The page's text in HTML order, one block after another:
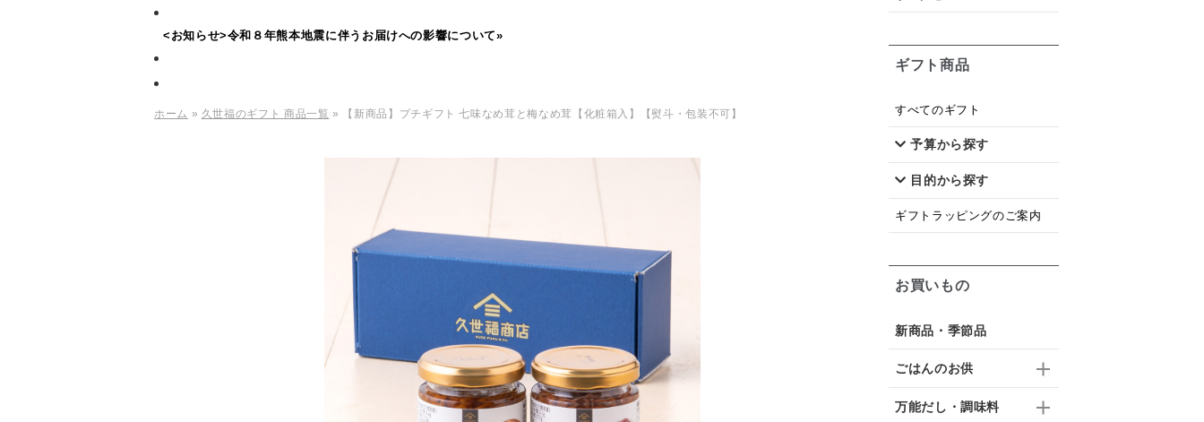
<お知らせ>令和８年熊本地震に伴うお届けへの影響について»
ホーム » 久世福のギフト 商品一覧 » 【新商品】プチギフト 七味なめ茸と梅なめ茸【化粧箱入】【熨斗・包装不可】
ギフト商品
すべてのギフト
予算から探す
目的から探す
ギフトラッピングのご案内
お買いもの
新商品・季節品
ごはんのお供
万能だし・調味料